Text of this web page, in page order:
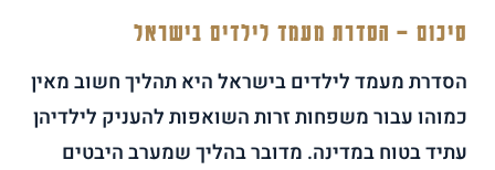
סיכום – הסדרת מעמד לילדים בישראל
הסדרת מעמד לילדים בישראל היא תהליך חשוב מאין
כמוהו עבור משפחות זרות השואפות להעניק לילדיהן
עתיד בטוח במדינה. מדובר בהליך שמערב היבטים